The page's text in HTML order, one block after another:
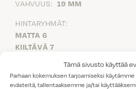
Tämä sivusto käyttää
Parhaan kokemuksen tarjoamiseksi
evästeitä, tallentaaksemme ja/tai
VAHVUUS: 19 MM
HINTARYHMÄT:
MATTA 6
KIILTÄVÄ 7
VIHERTÄVÄN HARMAA 6